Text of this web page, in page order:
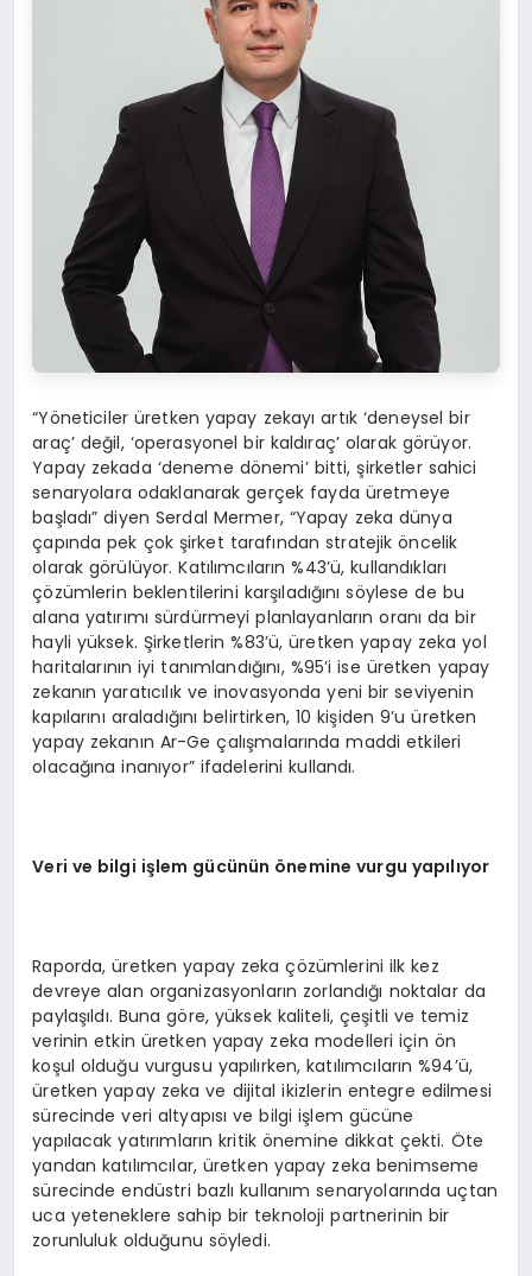
“Yöneticiler üretken yapay zekayı artık ‘deneysel bir
araç’ değil, ‘operasyonel bir kaldıraç’ olarak görüyor.
Yapay zekada ‘deneme dönemi’ bitti, şirketler sahici
senaryolara odaklanarak gerçek fayda üretmeye
başladı” diyen Serdal Mermer, “Yapay zeka dünya
çapında pek çok şirket tarafından stratejik öncelik
olarak görülüyor. Katılımcıların %43’ü, kullandıkları
çözümlerin beklentilerini karşıladığını söylese de bu
alana yatırımı sürdürmeyi planlayanların oranı da bir
hayli yüksek. Şirketlerin %83’ü, üretken yapay zeka yol
haritalarının iyi tanımlandığını, %95’i ise üretken yapay
zekanın yaratıcılık ve inovasyonda yeni bir seviyenin
kapılarını araladığını belirtirken, 10 kişiden 9’u üretken
yapay zekanın Ar-Ge çalışmalarında maddi etkileri
olacağına inanıyor” ifadelerini kullandı.
Veri ve bilgi işlem gücünün önemine vurgu yapılıyor
Raporda, üretken yapay zeka çözümlerini ilk kez
devreye alan organizasyonların zorlandığı noktalar da
paylaşıldı. Buna göre, yüksek kaliteli, çeşitli ve temiz
verinin etkin üretken yapay zeka modelleri için ön
koşul olduğu vurgusu yapılırken, katılımcıların %94’ü,
üretken yapay zeka ve dijital ikizlerin entegre edilmesi
sürecinde veri altyapısı ve bilgi işlem gücüne
yapılacak yatırımların kritik önemine dikkat çekti. Öte
yandan katılımcılar, üretken yapay zeka benimseme
sürecinde endüstri bazlı kullanım senaryolarında uçtan
uca yeteneklere sahip bir teknoloji partnerinin bir
zorunluluk olduğunu söyledi.